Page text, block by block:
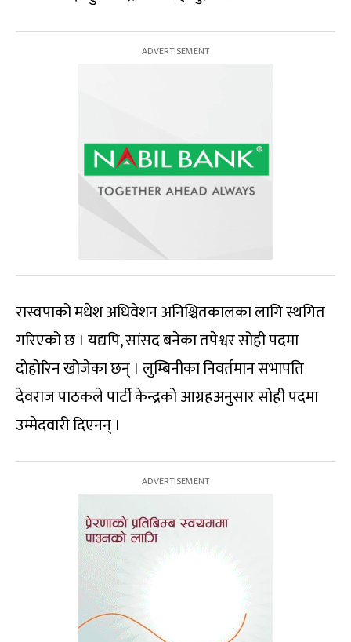
रास्वपाको मधेश अधिवेशन अनिश्चितकालका लागि स्थगित
गरिएको छ । यद्यपि, सांसद बनेका तपेश्वर सोही पदमा
दोहोरिन खोजेका छन् । लुम्बिनीका निवर्तमान सभापति
देवराज पाठकले पार्टी केन्द्रको आग्रहअनुसार सोही पदमा
उम्मेदवारी दिएनन् ।